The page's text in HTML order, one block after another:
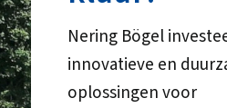
Nering Bögel
innovatieve en
oplossingen voor